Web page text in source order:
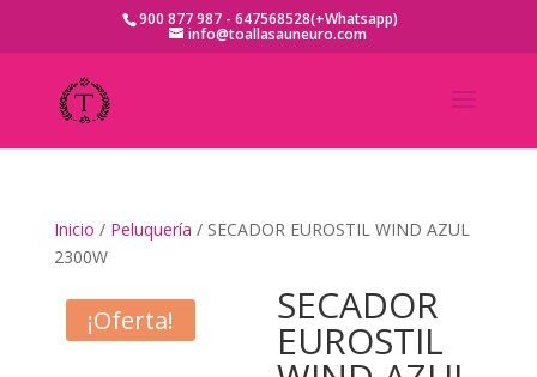
900 877 987 - 647568528(+Whatsapp)
info@toallasauneuro.com
Inicio / Peluquería / SECADOR EUROSTIL WIND AZUL
2300W
¡Oferta! SECADOR
EUROSTIL